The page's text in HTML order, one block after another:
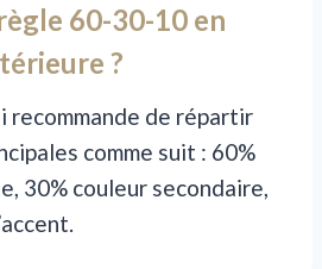
60-30-10 en
?
recommande de répartir
comme suit : 60%
30% couleur secondaire,